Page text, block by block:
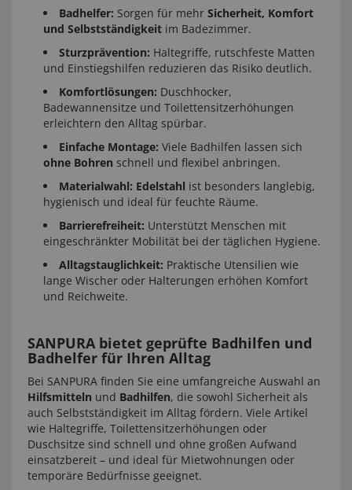
Badhelfer: Sorgen für mehr Sicherheit, Komfort
und Selbstständigkeit im Badezimmer.
Sturzprävention: Haltegriffe, rutschfeste Matten
und Einstiegshilfen reduzieren das Risiko deutlich.
Komfortlösungen: Duschhocker,
Badewannensitze und Toilettensitzerhöhungen
erleichtern den Alltag spürbar.
Einfache Montage: Viele Badhilfen lassen sich
ohne Bohren schnell und flexibel anbringen.
Materialwahl: Edelstahl ist besonders langlebig,
hygienisch und ideal für feuchte Räume.
Barrierefreiheit: Unterstützt Menschen mit
eingeschränkter Mobilität bei der täglichen Hygiene.
Alltagstauglichkeit: Praktische Utensilien wie
lange Wischer oder Halterungen erhöhen Komfort
und Reichweite.
SANPURA bietet geprüfte Badhilfen und
Badhelfer für Ihren Alltag
Bei SANPURA finden Sie eine umfangreiche Auswahl an
Hilfsmitteln und Badhilfen, die sowohl Sicherheit als
auch Selbstständigkeit im Alltag fördern. Viele Artikel
wie Haltegriffe, Toilettensitzerhöhungen oder
Duschsitze sind schnell und ohne großen Aufwand
einsatzbereit – und ideal für Mietwohnungen oder
temporäre Bedürfnisse geeignet.